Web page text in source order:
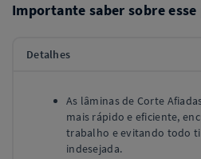
Importante saber sobre
Detalhes
As lâminas de Corte
mais rápido e eficiente,
trabalho e evitando todo
indesejada.